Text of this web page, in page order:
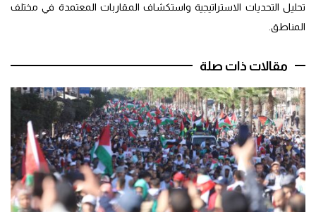
تحليل التحديات الاستراتيجية واستكشاف المقاربات المعتمدة في مختلف
المناطق.
مقالات ذات صلة